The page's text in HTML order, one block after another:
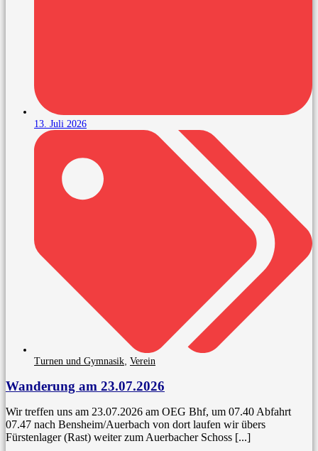
13. Juli 2026
Turnen und Gymnasik Verein
Wanderung am 23.07.2026
Wir treffen uns am 23.07.2026 am OEG Bhf, um 07.40 Abfahrt
07.47 nach Bensheim/Auerbach von dort laufen wir übers
Fürstenlager (Rast) weiter zum Auerbacher Schoss [...]